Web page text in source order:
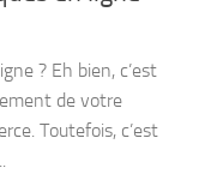
? Eh bien, c’est
de votre
Toutefois, c’est